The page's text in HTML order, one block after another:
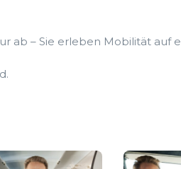
ab – Sie erleben Mobilität auf